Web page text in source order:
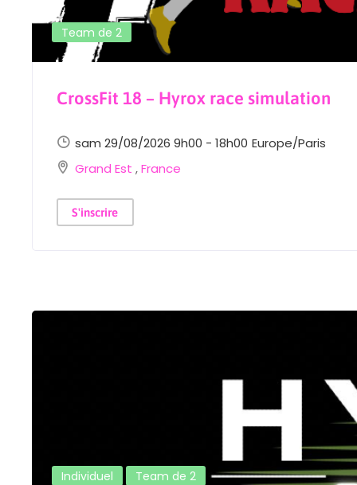
Team de 2
CrossFit 18 – Hyrox race simulation
sam 29/08/2026 9h00 - 18h00 Europe/Paris
Grand Est ,France
S'inscrire
Individuel Team de 2